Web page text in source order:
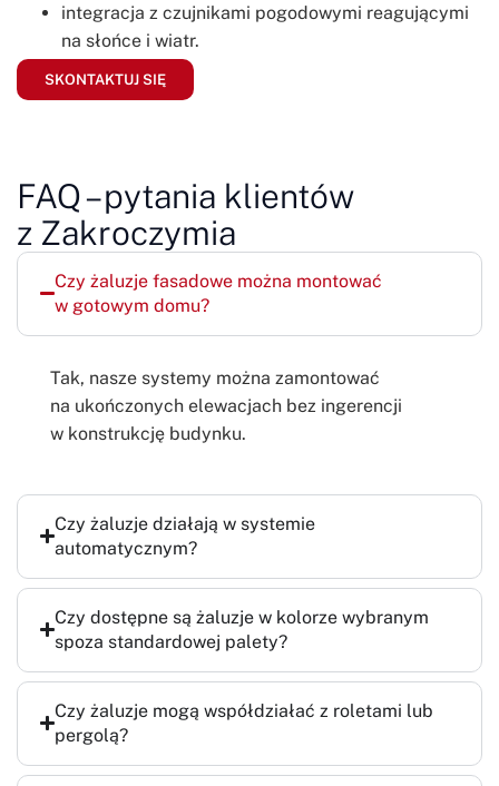
integracja z czujnikami pogodowymi reagującymi
na słońce i wiatr.
SKONTAKTUJ SIĘ
FAQ – pytania klientów
z Zakroczymia
Czy żaluzje fasadowe można montować
w gotowym domu?
Tak, nasze systemy można zamontować
na ukończonych elewacjach bez ingerencji
w konstrukcję budynku.
Czy żaluzje działają w systemie
automatycznym?
Czy dostępne są żaluzje w kolorze wybranym
spoza standardowej palety?
Czy żaluzje mogą współdziałać z roletami lub
pergolą?